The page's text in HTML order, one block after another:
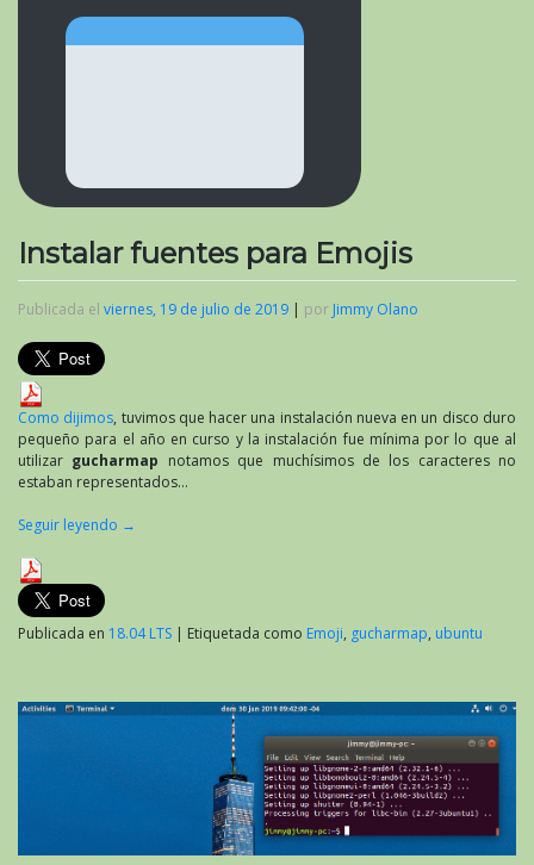
Instalar fuentes para Emojis
Publicada el viernes, 19 de julio de 2019 | por Jimmy Olano
Como dijimos, tuvimos que hacer una instalación nueva en un disco duro
pequeño para el año en curso y la instalación fue mínima por lo que al
utilizar gucharmap notamos que muchísimos de los caracteres no
estaban representados…
Seguir leyendo →
Publicada en 18.04 LTS | Etiquetada como Emoji, gucharmap, ubuntu